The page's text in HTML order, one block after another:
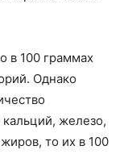
в 100 граммах
Однако
железо,
то их в 100